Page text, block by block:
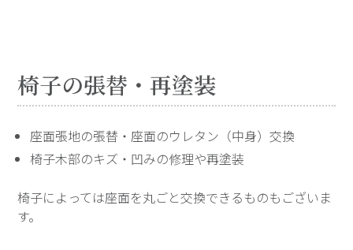
椅子の張替・再塗装
座面張地の張替・座面のウレタン（中身）交換
椅子木部のキズ・凹みの修理や再塗装
椅子によっては座面を丸ごと交換できるものもございま
す。